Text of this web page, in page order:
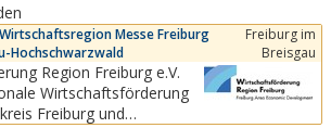
Messe Freiburg
Hochschwarzwald
Freiburg im
Breisgau
Region Freiburg e.V.
Wirtschaftsförderung
Freiburg und